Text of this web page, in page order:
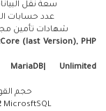
سعة نقل
عدد حسابات
شهادات تأمين
(last Version), PHP
MariaDB| Unlimited
حجم
MicrosftSQL